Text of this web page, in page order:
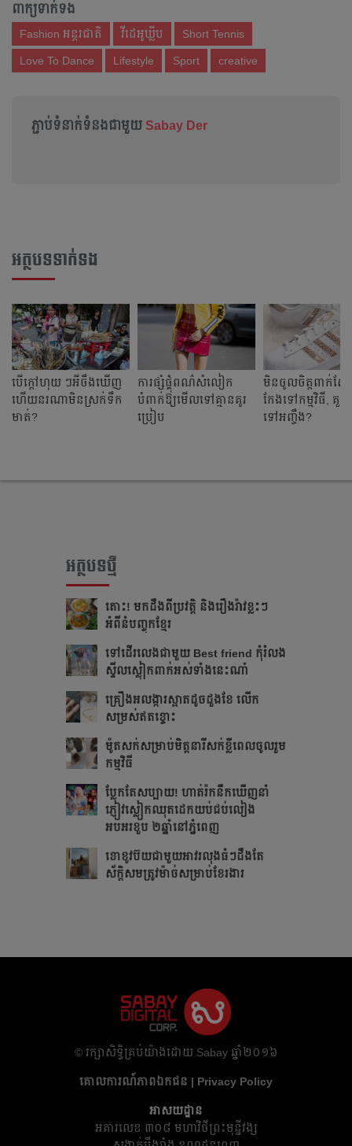
ពាក្យទាក់ទង
Fashion អន្តរជាតិ វីដេអូឃ្លីប Short Tennis
Love To Dance Lifestyle Sport creative
ភ្ជាប់ទំនាក់ទំនងជាមួយ Sabay Der
អត្ថបទទាក់ទង
បើ​ក្ដៅ​ហុយ ៗ​អីចឹង​ឃើញ​
ហើយ​នរណា​មិន​ស្រក់​ទឹក​
មាត់?
ការ​ផ្សំផ្គុំ​ពណ៌​សំលៀក
បំពាក់​ឱ្យ​មើល​ទៅ​គ្មាន​គូរ​
ប្រៀប​
មិន​ចូល​ចិត្ត​ពាក់​ស្ប
កែង​ទៅ​កម្មវិធី​, គួរ
ទៅ​អញ្ចឹង?
អត្ថបទថ្មី
តោះ! មកដឹងពីប្រវត្តិ និងរឿងរ៉ាវខ្លះៗ
អំពីនំបញ្ចុកខ្មែរ
ទៅដើរលេងជាមួយ Best friend កុំរំលង
ស្ទីលស្លៀកពាក់អស់ទាំងនេះណា៎
គ្រឿងអលង្ការស្អាតដូចដួងខែ លើក
សម្រស់ឥតខ្ចោះ
ម៉ូតសក់សម្រាប់មិត្តនារីសក់ខ្លីពេលចូលរួម
កម្មវិធី
ប្លែកតែសប្បាយ! ហាត់រ៉កនឹកឃើញនាំ
ភ្ញៀវស្លៀកឈុតដេកយប់ជប់លៀង
អបអរខួប ២ឆ្នាំនៅភ្នំពេញ
ខោខូវប៊យជាមួយអាវរលុងធំៗដឹងតែ​
ស័ក្ដិសម​ត្រូវម៉ាច់សម្រាប់ខែរងារ
​© រក្សា​សិទ្ធិ​គ្រប់​យ៉ាង​ដោយ​ Sabay ឆ្នាំ​២០១៦
គោលការណ៍​ភាព​ឯកជន | Privacy Policy
អាសយដ្ឋាន
អគារ​លេខ ៣០៨ មហាវិថីព្រះមុន្នីវង្ស